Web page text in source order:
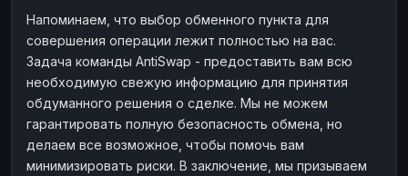
Напоминаем, что выбор обменного пункта для
совершения операции лежит полностью на вас.
Задача команды AntiSwap - предоставить вам всю
необходимую свежую информацию для принятия
обдуманного решения о сделке. Мы не можем
гарантировать полную безопасность обмена, но
делаем все возможное, чтобы помочь вам
минимизировать риски. В заключение, мы призываем